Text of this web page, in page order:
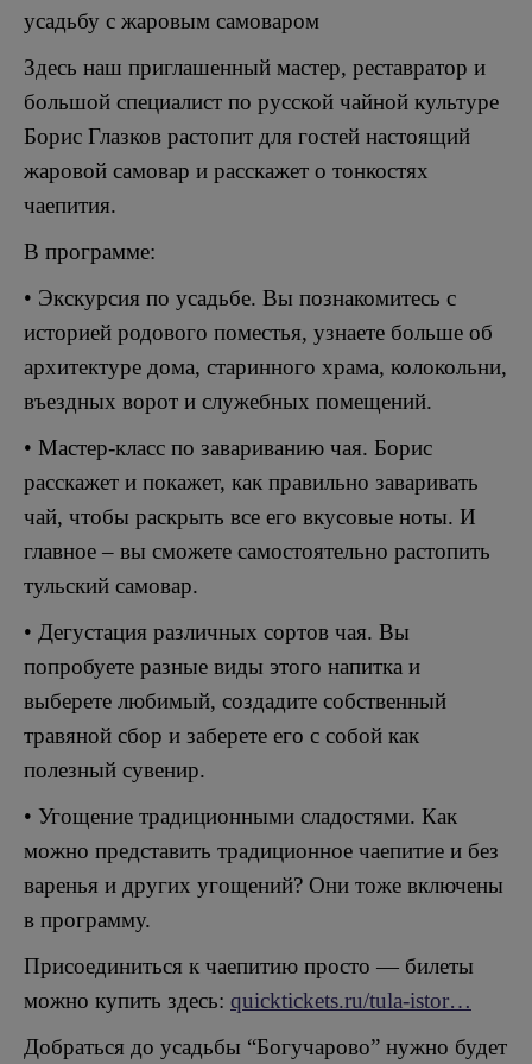
усадьбу с жаровым самоваром
Здесь наш приглашенный мастер, реставратор и
большой специалист по русской чайной культуре
Борис Глазков растопит для гостей настоящий
жаровой самовар и расскажет о тонкостях
чаепития.
В программе:
• Экскурсия по усадьбе. Вы познакомитесь с
историей родового поместья, узнаете больше об
архитектуре дома, старинного храма, колокольни,
въездных ворот и служебных помещений.
• Мастер-класс по завариванию чая. Борис
расскажет и покажет, как правильно заваривать
чай, чтобы раскрыть все его вкусовые ноты. И
главное – вы сможете самостоятельно растопить
тульский самовар.
• Дегустация различных сортов чая. Вы
попробуете разные виды этого напитка и
выберете любимый, создадите собственный
травяной сбор и заберете его с собой как
полезный сувенир.
• Угощение традиционными сладостями. Как
можно представить традиционное чаепитие и без
варенья и других угощений? Они тоже включены
в программу.
Присоединиться к чаепитию просто — билеты
можно купить здесь: quicktickets.ru/tula-istor…
Добраться до усадьбы “Богучарово” нужно будет